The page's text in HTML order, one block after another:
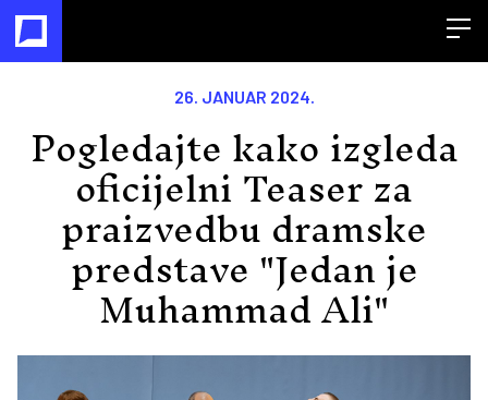
26. JANUAR 2024.
Pogledajte kako izgleda
oficijelni Teaser za
praizvedbu dramske
predstave "Jedan je
Muhammad Ali"